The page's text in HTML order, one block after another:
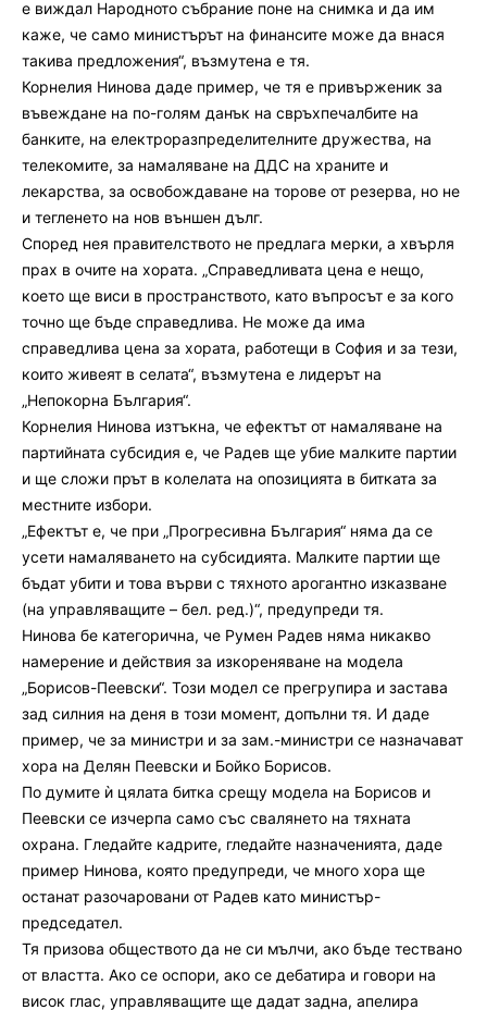
е виждал Народното събрание поне на снимка и да им
каже, че само министърът на финансите може да внася
такива предложения“, възмутена е тя.
Корнелия Нинова даде пример, че тя е привърженик за
въвеждане на по-голям данък на свръхпечалбите на
банките, на електроразпределителните дружества, на
телекомите, за намаляване на ДДС на храните и
лекарства, за освобождаване на торове от резерва, но не
и тегленето на нов външен дълг.
Според нея правителството не предлага мерки, а хвърля
прах в очите на хората. „Справедливата цена е нещо,
което ще виси в пространството, като въпросът е за кого
точно ще бъде справедлива. Не може да има
справедлива цена за хората, работещи в София и за тези,
които живеят в селата“, възмутена е лидерът на
„Непокорна България“.
Корнелия Нинова изтъкна, че ефектът от намаляване на
партийната субсидия е, че Радев ще убие малките партии
и ще сложи прът в колелата на опозицията в битката за
местните избори.
„Ефектът е, че при „Прогресивна България“ няма да се
усети намаляването на субсидията. Малките партии ще
бъдат убити и това върви с тяхното арогантно изказване
(на управляващите – бел. ред.)“, предупреди тя.
Нинова бе категорична, че Румен Радев няма никакво
намерение и действия за изкореняване на модела
„Борисов-Пеевски“. Този модел се прегрупира и застава
зад силния на деня в този момент, допълни тя. И даде
пример, че за министри и за зам.-министри се назначават
хора на Делян Пеевски и Бойко Борисов.
По думите ѝ цялата битка срещу модела на Борисов и
Пеевски се изчерпа само със свалянето на тяхната
охрана. Гледайте кадрите, гледайте назначенията, даде
пример Нинова, която предупреди, че много хора ще
останат разочаровани от Радев като министър-
председател.
Тя призова обществото да не си мълчи, ако бъде тествано
от властта. Ако се оспори, ако се дебатира и говори на
висок глас, управляващите ще дадат задна, апелира